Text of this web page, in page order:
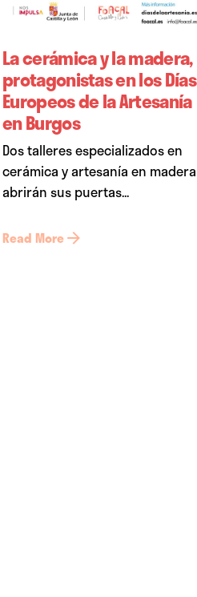
La cerámica y la madera,
protagonistas en los Días
Europeos de la Artesanía
en Burgos
Dos talleres especializados en
cerámica y artesanía en madera
abrirán sus puertas...
Read More